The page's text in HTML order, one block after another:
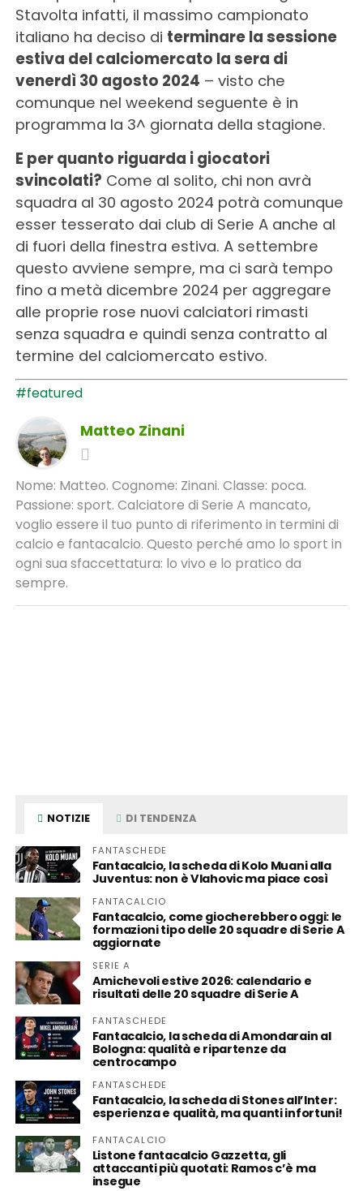
Stavolta infatti, il massimo campionato
italiano ha deciso di terminare la sessione
estiva del calciomercato la sera di
venerdì 30 agosto 2024 – visto che
comunque nel weekend seguente è in
programma la 3^ giornata della stagione.
E per quanto riguarda i giocatori
svincolati? Come al solito, chi non avrà
squadra al 30 agosto 2024 potrà comunque
esser tesserato dai club di Serie A anche al
di fuori della finestra estiva. A settembre
questo avviene sempre, ma ci sarà tempo
fino a metà dicembre 2024 per aggregare
alle proprie rose nuovi calciatori rimasti
senza squadra e quindi senza contratto al
termine del calciomercato estivo.
#featured
Matteo Zinani
Nome: Matteo. Cognome: Zinani. Classe: poca.
Passione: sport. Calciatore di Serie A mancato,
voglio essere il tuo punto di riferimento in termini di
calcio e fantacalcio. Questo perché amo lo sport in
ogni sua sfaccettatura: lo vivo e lo pratico da
sempre.
NOTIZIE DI TENDENZA
FANTASCHEDE
Fantacalcio, la scheda di Kolo Muani alla
Juventus: non è Vlahovic ma piace così
FANTACALCIO
Fantacalcio, come giocherebbero oggi: le
formazioni tipo delle 20 squadre di Serie A
aggiornate
SERIE A
Amichevoli estive 2026: calendario e
risultati delle 20 squadre di Serie A
FANTASCHEDE
Fantacalcio, la scheda di Amondarain al
Bologna: qualità e ripartenze da
centrocampo
FANTASCHEDE
Fantacalcio, la scheda di Stones all’Inter:
esperienza e qualità, ma quanti infortuni!
FANTACALCIO
Listone fantacalcio Gazzetta, gli
attaccanti più quotati: Ramos c’è ma
insegue